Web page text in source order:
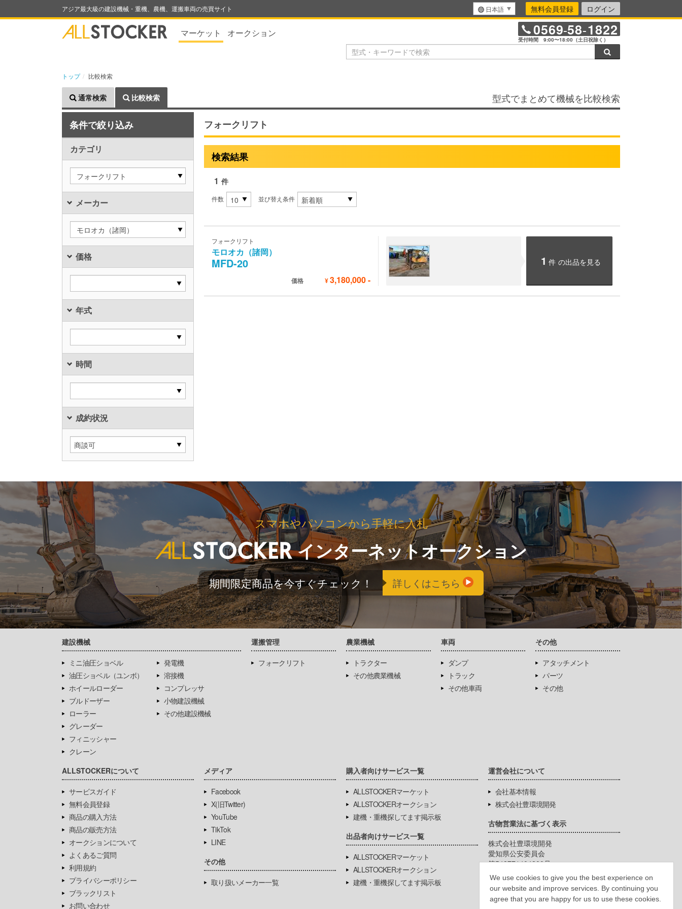
We use cookies to give you the best experience on
our website and improve services. By continuing you
agree that you are happy for us to use these cookies.
アジア最大級の建設機械・重機、農機、運搬車両の売買サイト 日本語 無料会員登録 ログイン
マーケット オークション 0569-58-1822
受付時間 9:00〜18:00（土日祝除く）
トップ 比較検索
通常検索 比較検索 型式でまとめて機械を比較検索
条件で絞り込み
カテゴリ
フォークリフト
メーカー
モロオカ（諸岡）
価格
年式
時間
成約状況
フォークリフト
検索結果
1 件
件数 並び替え条件
フォークリフト
モロオカ（諸岡）
MFD-20
価格 ¥3,180,000-
1 件 の出品を見る
スマホやパソコンから手軽に入札
インターネットオークション
期間限定商品を今すぐチェック！ 詳しくはこちら
建設機械
ミニ油圧ショベル
油圧ショベル（ユンボ）
ホイールローダー
ブルドーザー
ローラー
グレーダー
フィニッシャー
クレーン
発電機
溶接機
コンプレッサ
小物建設機械
その他建設機械
運搬管理
フォークリフト
農業機械
トラクター
その他農業機械
車両
ダンプ
トラック
その他車両
その他
アタッチメント
パーツ
その他
ALLSTOCKERについて
サービスガイド
無料会員登録
商品の購入方法
商品の販売方法
オークションについて
よくあるご質問
利用規約
プライバシーポリシー
ブラックリスト
お問い合わせ
メディア
Facebook
X(旧Twitter)
YouTube
TikTok
LINE
その他
取り扱いメーカー一覧
購入者向けサービス一覧
ALLSTOCKERマーケット
ALLSTOCKERオークション
建機・重機探してます掲示板
出品者向けサービス一覧
ALLSTOCKERマーケット
ALLSTOCKERオークション
建機・重機探してます掲示板
運営会社について
会社基本情報
株式会社豊環境開発
古物営業法に基づく表示
株式会社豊環境開発
愛知県公安委員会
第542771404200号